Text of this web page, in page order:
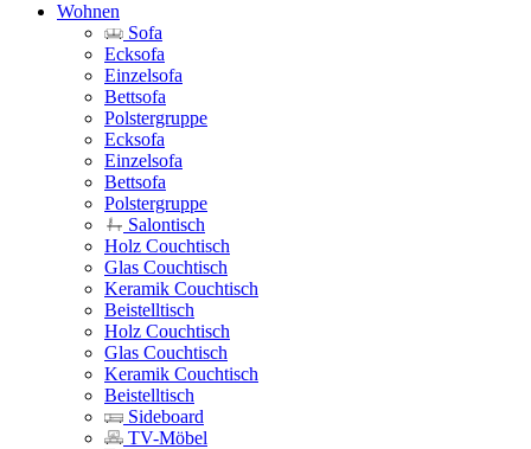
Wohnen
Sofa
Ecksofa
Einzelsofa
Bettsofa
Polstergruppe
Ecksofa
Einzelsofa
Bettsofa
Polstergruppe
Salontisch
Holz Couchtisch
Glas Couchtisch
Keramik Couchtisch
Beistelltisch
Holz Couchtisch
Glas Couchtisch
Keramik Couchtisch
Beistelltisch
Sideboard
TV-Möbel